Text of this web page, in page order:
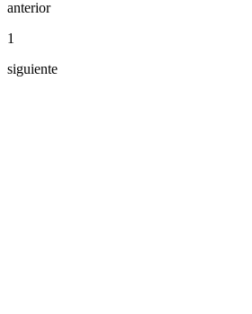
anterior
1
siguiente